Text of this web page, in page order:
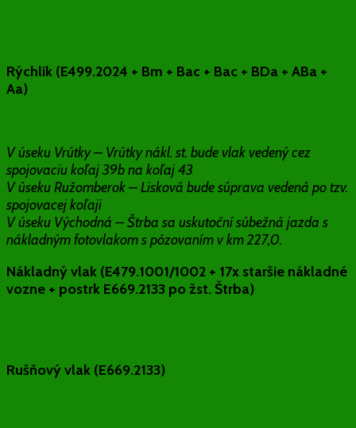
Rýchlik (E499.2024 + Bm + Bac + Bac + BDa + ABa +
Aa)
V úseku Vrútky – Vrútky nákl. st. bude vlak vedený cez
spojovaciu koľaj 39b na koľaj 43
V úseku Ružomberok – Lisková bude súprava vedená po tzv.
spojovacej koľaji
V úseku Východná – Štrba sa uskutoční súbežná jazda s
nákladným fotovlakom s pózovaním v km 227,0.
Nákladný vlak (E479.1001/1002 + 17x staršie nákladné
vozne + postrk E669.2133 po žst. Štrba)
Rušňový vlak (E669.2133)